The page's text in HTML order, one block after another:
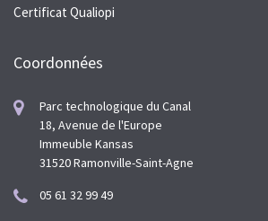
Certificat Qualiopi
Coordonnées
Parc technologique du Canal
18, Avenue de l'Europe
Immeuble Kansas
31520 Ramonville-Saint-Agne
05 61 32 99 49